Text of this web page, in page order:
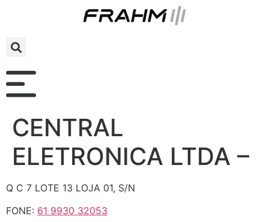
CENTRAL
ELETRONICA LTDA –
Q C 7 LOTE 13 LOJA 01, S/N
FONE: 61 9930 32053